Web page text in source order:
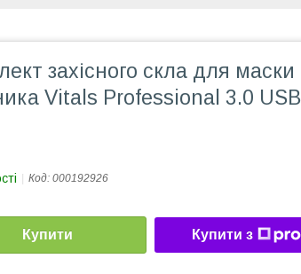
захісного скла для маски
Vitals Professional 3.0 USB
Код: 000192926
Купити Купити з